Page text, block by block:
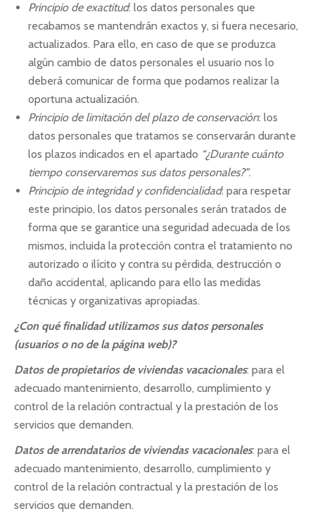
Principio de exactitud: los datos personales que
recabamos se mantendrán exactos y, si fuera necesario,
actualizados. Para ello, en caso de que se produzca
algún cambio de datos personales el usuario nos lo
deberá comunicar de forma que podamos realizar la
oportuna actualización.
Principio de limitación del plazo de conservación: los
datos personales que tratamos se conservarán durante
los plazos indicados en el apartado “¿Durante cuánto
tiempo conservaremos sus datos personales?”.
Principio de integridad y confidencialidad: para respetar
este principio, los datos personales serán tratados de
forma que se garantice una seguridad adecuada de los
mismos, incluida la protección contra el tratamiento no
autorizado o ilícito y contra su pérdida, destrucción o
daño accidental, aplicando para ello las medidas
técnicas y organizativas apropiadas.
¿Con qué finalidad utilizamos sus datos personales
(usuarios o no de la página web)?
Datos de propietarios de viviendas vacacionales: para el
adecuado mantenimiento, desarrollo, cumplimiento y
control de la relación contractual y la prestación de los
servicios que demanden.
Datos de arrendatarios de viviendas vacacionales: para el
adecuado mantenimiento, desarrollo, cumplimiento y
control de la relación contractual y la prestación de los
servicios que demanden.